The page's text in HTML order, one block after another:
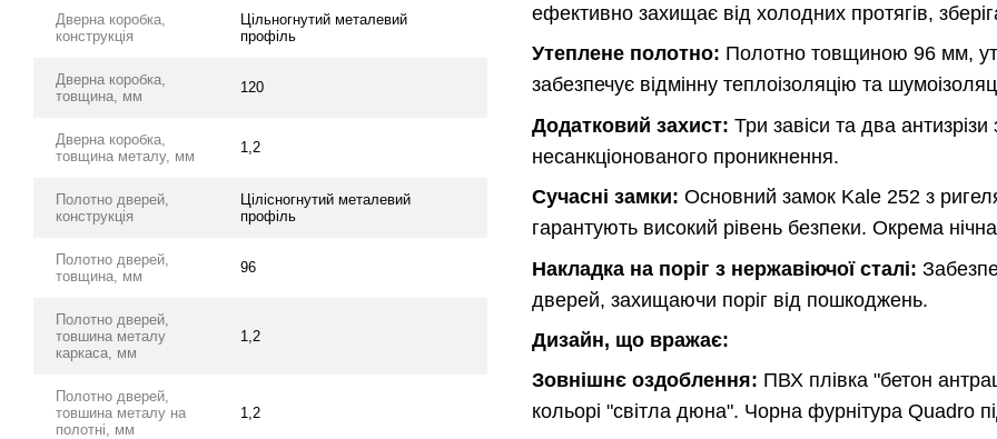
Дверна коробка,
конструкція
Цільногнутий металевий
профіль
Дверна коробка,
товщина, мм
120
Дверна коробка,
товщина металу, мм
1,2
Полотно дверей,
конструкція
Цілісногнутий металевий
профіль
Полотно дверей,
товщина, мм
96
Полотно дверей,
товшина металу
каркаса, мм
1,2
Полотно дверей,
товшина металу на
полотні, мм
1,2
ефективно захищає від холодних протягів,
Утеплене полотно: Полотно товщиною 96 мм,
забезпечує відмінну теплоізоляцію та
Додатковий захист: Три завіси та два
несанкціонованого проникнення.
Сучасні замки: Основний замок Kale 252 з
гарантують високий рівень безпеки. Окрема
Накладка на поріг з нержавіючої сталі:
дверей, захищаючи поріг від пошкоджень.
Дизайн, що вражає:
Зовнішнє оздоблення: ПВХ плівка "бетон
кольорі "світла дюна". Чорна фурнітура Quadro